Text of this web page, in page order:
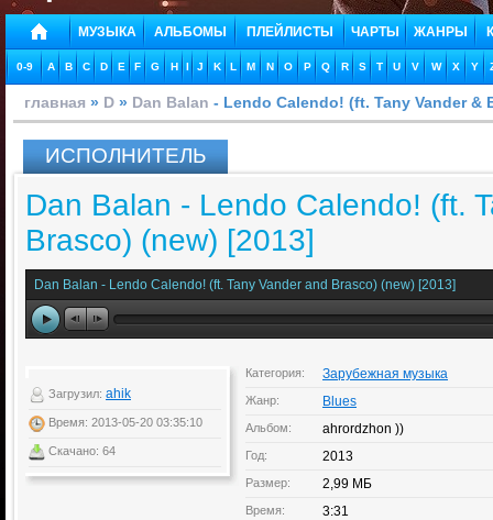
МУЗЫКА АЛЬБОМЫ ПЛЕЙЛИСТЫ ЧАРТЫ ЖАНРЫ
0-9 A B C D E F G H I J K L M N O P Q R S T U V W X Y
главная » D » Dan Balan - Lendo Calendo! (ft. Tany Vander &
ИСПОЛНИТЕЛЬ
Dan Balan - Lendo Calendo! (ft.
Brasco) (new) [2013]
Dan Balan - Lendo Calendo! (ft. Tany Vander and Brasco) (new) [2013]
Загрузил: ahik
Время: 2013-05-20 03:35:10
Скачано: 64
Категория: Зарубежная музыка
Жанр: Blues
Альбом: ahrordzhon ))
Год: 2013
Размер: 2,99 МБ
Время: 3:31